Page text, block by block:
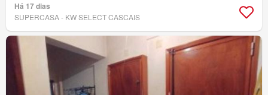
Há 17 dias
SUPERCASA - KW SELECT CASCAIS